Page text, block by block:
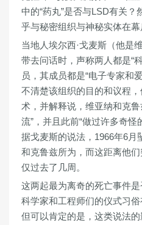
中的“药丸”是否与LSD有关
乎与秘密组织与神秘实体在幕
当地人埃尔西·戈麦斯（他是
带去问话时，声称两人都是“
员，其成员都是“电子专家和
不清楚该组织的目的和议程
术，并解释说，维亚纳和克
流”，并且此前“做过许多奇
据戈麦斯的说法，1966年6月
和克鲁兹所为，而这距离他
仅过去了几周。
这两起最为离奇的死亡事件
科学家和工程师们的仪式习俗
但可以肯定的是，这类说法